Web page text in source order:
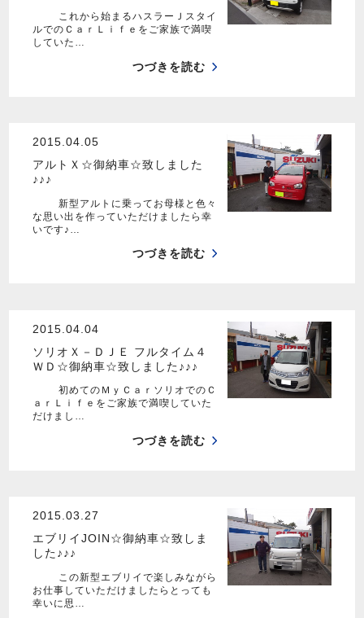
これから始まるハスラーＪスタイ
ルでのＣａｒＬｉｆｅをご家族で満喫
していた…
つづきを読む
2015.04.05
アルトＸ☆御納車☆致しました
♪♪♪
新型アルトに乗ってお母様と色々
な思い出を作っていただけましたら幸
いです♪…
つづきを読む
2015.04.04
ソリオＸ－ＤＪＥ フルタイム４
ＷＤ☆御納車☆致しました♪♪♪
初めてのＭｙＣａｒソリオでのＣ
ａｒＬｉｆｅをご家族で満喫していた
だけまし…
つづきを読む
2015.03.27
エブリイJOIN☆御納車☆致しま
した♪♪♪
この新型エブリイで楽しみながら
お仕事していただけましたらとっても
幸いに思…